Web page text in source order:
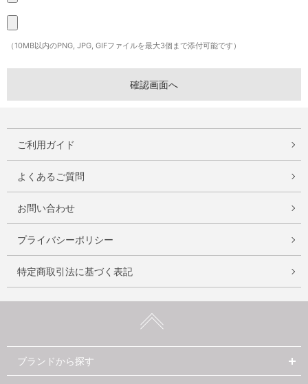
（10MB以内のPNG, JPG, GIFファイルを最大3個まで添付可能です）
ご利用ガイド
よくあるご質問
お問い合わせ
プライバシーポリシー
特定商取引法に基づく表記
ブランドから探す